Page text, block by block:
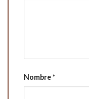
Nombre*